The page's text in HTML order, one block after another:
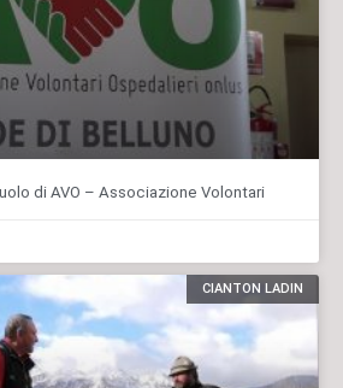
di AVO – Associazione Volontari
CIANTON LADIN